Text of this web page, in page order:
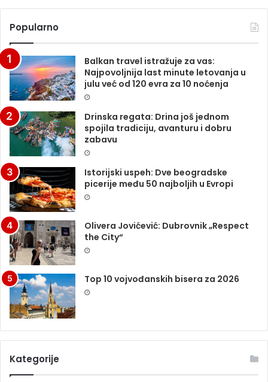
Popularno
Balkan travel istražuje za vas:
Najpovoljnija last minute letovanja u
julu već od 120 evra za 10 noćenja
Drinska regata: Drina još jednom
spojila tradiciju, avanturu i dobru
zabavu
Istorijski uspeh: Dve beogradske
picerije među 50 najboljih u Evropi
Olivera Jovićević: Dubrovnik „Respect
the City“
Top 10 vojvođanskih bisera za 2026
Kategorije